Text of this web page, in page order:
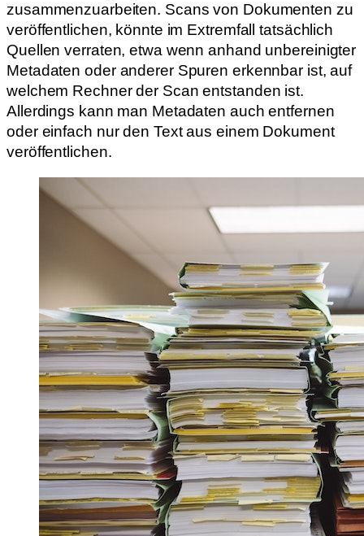
zusammenzuarbeiten. Scans von Dokumenten zu
veröffentlichen, könnte im Extremfall tatsächlich
Quellen verraten, etwa wenn anhand unbereinigter
Metadaten oder anderer Spuren erkennbar ist, auf
welchem Rechner der Scan entstanden ist.
Allerdings kann man Metadaten auch entfernen
oder einfach nur den Text aus einem Dokument
veröffentlichen.